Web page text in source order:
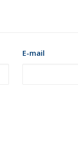
E-mail